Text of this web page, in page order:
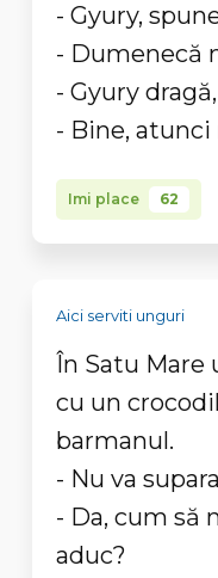
- Gyury,
- Dumenecă
- Gyury
- Bine,
Imi place 62
Aici serviti unguri
În Satu
cu un
barmanul.
- Nu va
- Da, cum să
aduc?